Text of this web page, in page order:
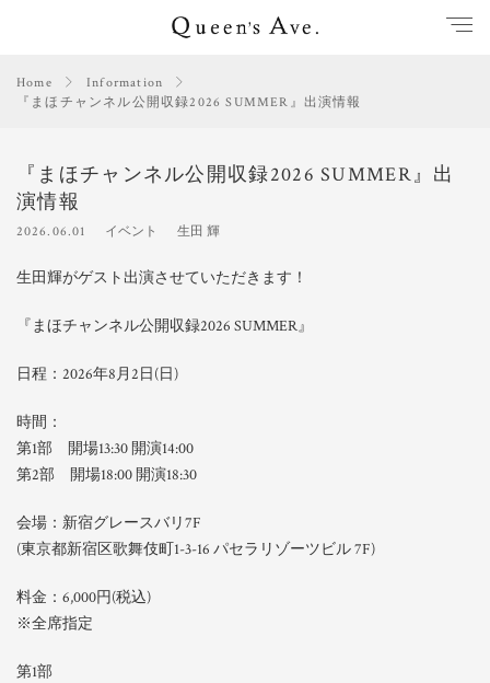
Home
Information
『まほチャンネル公開収録2026 SUMMER』出演情報
『まほチャンネル公開収録2026 SUMMER』出
演情報
2026.06.01 イベント 生田 輝
生田輝がゲスト出演させていただきます！
『まほチャンネル公開収録2026 SUMMER』
日程：2026年8月2日(日)
時間：
第1部 開場13:30 開演14:00
第2部 開場18:00 開演18:30
会場：新宿グレースバリ7F
(東京都新宿区歌舞伎町1-3-16 パセラリゾーツビル 7F)
料金：6,000円(税込)
※全席指定
第1部